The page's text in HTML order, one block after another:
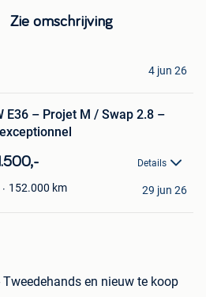
Zie omschrijving
4 jun 26
E36 – Projet M / Swap 2.8 –
Details
152.000 km 29 jun 26
Tweedehands en nieuw te koop